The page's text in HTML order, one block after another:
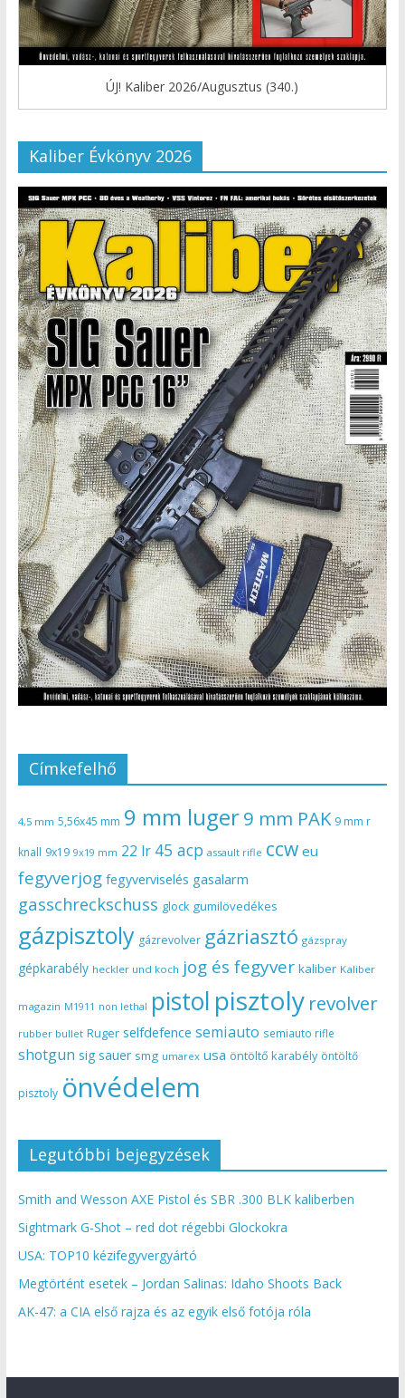
ÚJ! Kaliber 2026/Augusztus (340.)
Kaliber Évkönyv 2026
Címkefelhő
4,5 mm 5,56x45 mm 9 mm luger9 mm PAK 9 mm r
knall 9x19 9x19 mm 22 lr 45 acp assault rifle ccw eu
fegyverjog fegyverviselés gasalarm
gasschreckschuss glock gumilövedékes
gázpisztoly gázrevolver gázriasztó gázspray
gépkarabély heckler und koch jog és fegyver kaliber Kaliber
magazin M1911 non lethal pistol pisztoly revolver
rubber bullet Ruger selfdefence semiauto semiauto rifle
shotgun sig sauer smg umarex usa öntöltő karabély öntöltő
pisztoly önvédelem
Legutóbbi bejegyzések
Smith and Wesson AXE Pistol és SBR .300 BLK kaliberben
Sightmark G-Shot – red dot régebbi Glockokra
USA: TOP10 kézifegyvergyártó
Megtörtént esetek – Jordan Salinas: Idaho Shoots Back
AK-47: a CIA első rajza és az egyik első fotója róla